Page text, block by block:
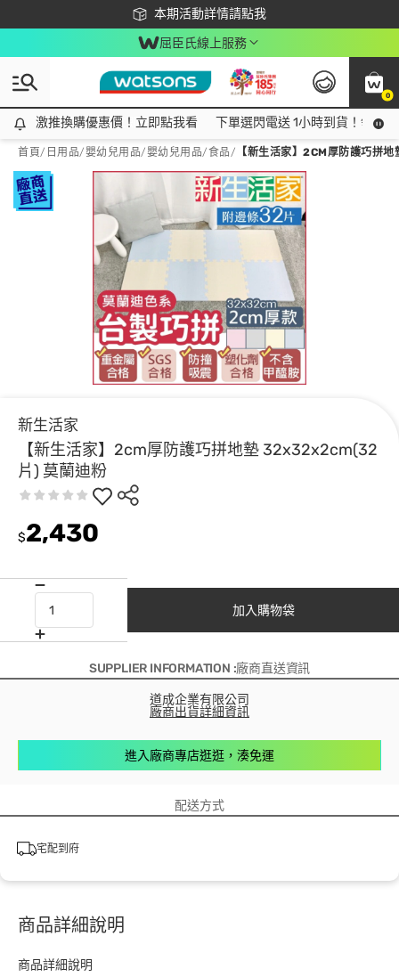
本期活動詳情請點我
下載app最高回饋$350
屈臣氏線上服務
0
激推換購優惠價！立即點我看
激推換購優惠價！立即點我看 下單選閃電送 1小時到貨！領神
首頁/ 日用品/嬰幼兒用品/嬰幼兒用品/食品/ 【新生活家】2CM厚防護巧拼
新生活家
【新生活家】2cm厚防護巧拼地墊 32x32x2cm(32
片) 莫蘭迪粉
$2,430
加入購物袋
SUPPLIER INFORMATION :廠商直送資訊
道成企業有限公司
廠商出貨詳細資訊
進入廠商專店逛逛，湊免運
配送方式
宅配到府
商品詳細說明
商品詳細說明